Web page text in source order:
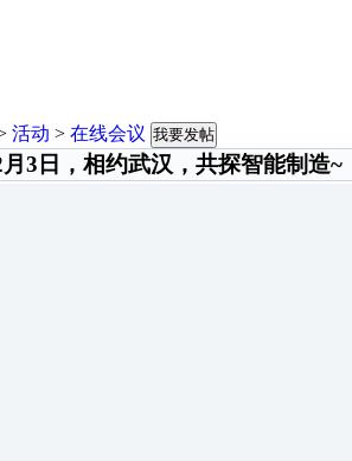
活动 > 在线会议 我要发帖
月3日，相约武汉，共探智能制造~